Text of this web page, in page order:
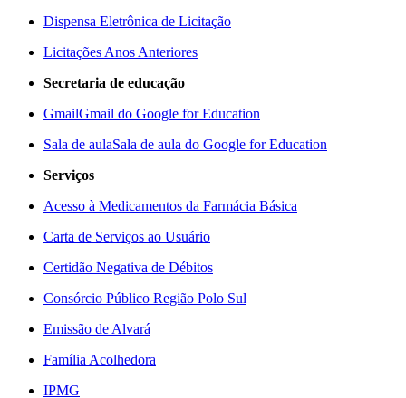
Dispensa Eletrônica de Licitação
Licitações Anos Anteriores
Secretaria de educação
GmailGmail do Google for Education
Sala de aulaSala de aula do Google for Education
Serviços
Acesso à Medicamentos da Farmácia Básica
Carta de Serviços ao Usuário
Certidão Negativa de Débitos
Consórcio Público Região Polo Sul
Emissão de Alvará
Família Acolhedora
IPMG